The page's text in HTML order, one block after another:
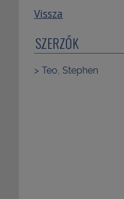
Vissza
SZERZŐK
Teo, Stephen